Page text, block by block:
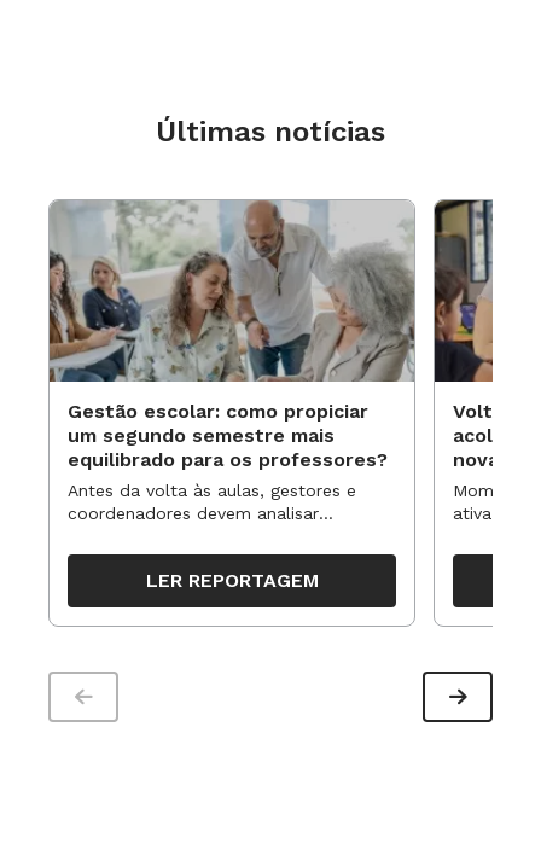
Últimas notícias
Gestão escolar: como propiciar
um segundo semestre mais
equilibrado para os professores?
Antes da volta às aulas, gestores e
coordenadores devem analisar
organizar ações para orientar o
trabalho pedagógico ao longo do
período
LER REPORTAGEM
Volta às
novas
ativa
propostas